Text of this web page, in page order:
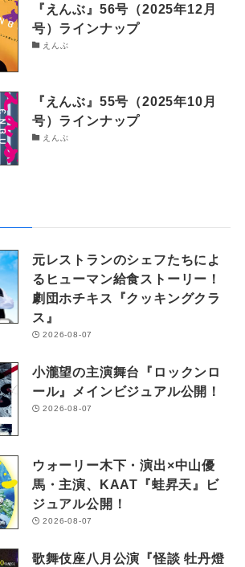
『えんぶ』56号（2025年12月
号）ラインナップ
えんぶ
『えんぶ』55号（2025年10月
号）ラインナップ
えんぶ
元レストランのシェフたちによ
るヒューマン給食ストーリー！
劇団ホチキス『クッキングクラ
ス』
2026-08-07
小瀧望の主演舞台『ロックンロ
ール』メインビジュアル公開！
2026-08-07
ウォーリー木下・演出×中山優
馬・主演、KAAT『蛙昇天』ビ
ジュアル公開！
2026-08-07
歌舞伎座八月公演『怪談 牡丹燈